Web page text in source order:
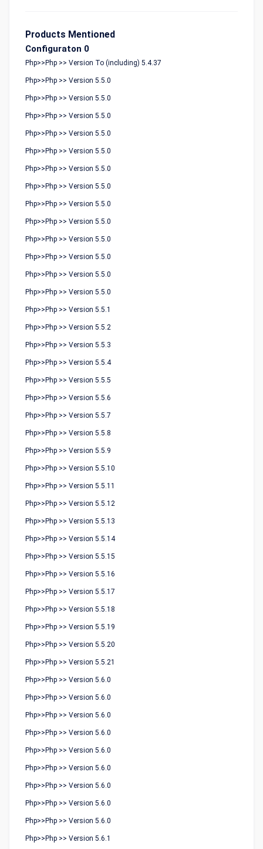
Products Mentioned
Configuraton 0
Php>>Php >> Version To (including) 5.4.37
Php>>Php >> Version 5.5.0
Php>>Php >> Version 5.5.0
Php>>Php >> Version 5.5.0
Php>>Php >> Version 5.5.0
Php>>Php >> Version 5.5.0
Php>>Php >> Version 5.5.0
Php>>Php >> Version 5.5.0
Php>>Php >> Version 5.5.0
Php>>Php >> Version 5.5.0
Php>>Php >> Version 5.5.0
Php>>Php >> Version 5.5.0
Php>>Php >> Version 5.5.0
Php>>Php >> Version 5.5.0
Php>>Php >> Version 5.5.1
Php>>Php >> Version 5.5.2
Php>>Php >> Version 5.5.3
Php>>Php >> Version 5.5.4
Php>>Php >> Version 5.5.5
Php>>Php >> Version 5.5.6
Php>>Php >> Version 5.5.7
Php>>Php >> Version 5.5.8
Php>>Php >> Version 5.5.9
Php>>Php >> Version 5.5.10
Php>>Php >> Version 5.5.11
Php>>Php >> Version 5.5.12
Php>>Php >> Version 5.5.13
Php>>Php >> Version 5.5.14
Php>>Php >> Version 5.5.15
Php>>Php >> Version 5.5.16
Php>>Php >> Version 5.5.17
Php>>Php >> Version 5.5.18
Php>>Php >> Version 5.5.19
Php>>Php >> Version 5.5.20
Php>>Php >> Version 5.5.21
Php>>Php >> Version 5.6.0
Php>>Php >> Version 5.6.0
Php>>Php >> Version 5.6.0
Php>>Php >> Version 5.6.0
Php>>Php >> Version 5.6.0
Php>>Php >> Version 5.6.0
Php>>Php >> Version 5.6.0
Php>>Php >> Version 5.6.0
Php>>Php >> Version 5.6.0
Php>>Php >> Version 5.6.1